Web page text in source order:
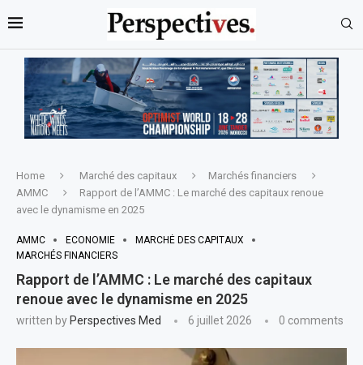
Home Marché des capitaux
Marchés financiers
AMMC
Rapport de l’AMMC : Le marché des capitaux renoue
avec le dynamisme en 2025
AMMC ECONOMIE
MARCHÉ DES CAPITAUX
MARCHÉS FINANCIERS
Rapport de l’AMMC : Le marché des capitaux
renoue avec le dynamisme en 2025
written by Perspectives Med 6 juillet 2026 0 comments